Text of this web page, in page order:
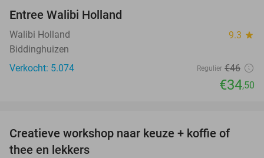
Entree Walibi Holland
Walibi Holland 9.3 star
Biddinghuizen
Verkocht: 5.074
Regulier €46
€34,50
26%
Creatieve workshop naar keuze + koffie of
thee en lekkers